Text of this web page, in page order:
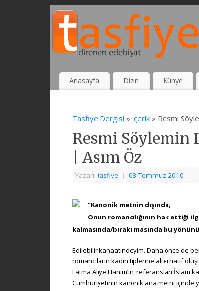
Anasayfa Dizin Künye
Tasfiye Dergisi » İçerik » Resmi
Resmi Söylemin
| Asım Öz
Yazarı:tasfiye | 03 Temmuz 2010 |
“Kanonik metnin dışında;
Onun romancılığının hak ettiği
kalmasında/bırakılmasında bu
Edilebilir kanaatindeyim. Daha önce de
romancıların kadın tiplerine alternatif
Fatma Aliye Hanım’ın, referansları
Cumhuriyetinin kanonik ana metni içinde